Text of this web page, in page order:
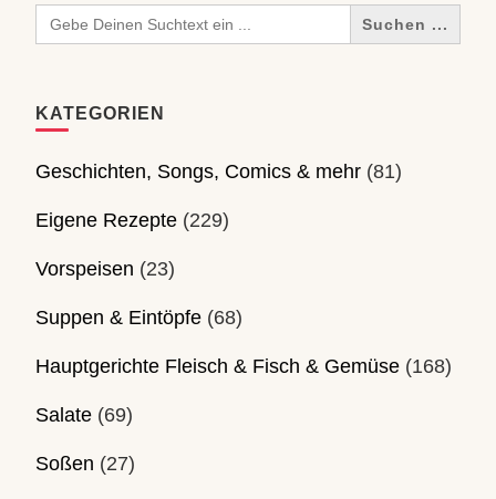
Search
for:
KATEGORIEN
Geschichten, Songs, Comics & mehr (81)
Eigene Rezepte (229)
Vorspeisen (23)
Suppen & Eintöpfe (68)
Hauptgerichte Fleisch & Fisch & Gemüse (168)
Salate (69)
Soßen (27)